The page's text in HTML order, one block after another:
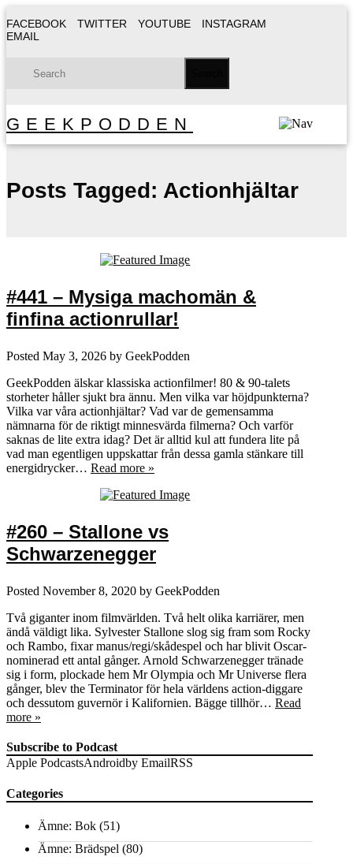
FACEBOOK TWITTER YOUTUBE
INSTAGRAM
EMAIL
GEEKPODDEN
Posts Tagged: Actionhjältar
#441 – Mysiga machomän &
finfina actionrullar!
Posted May 3, 2026 by GeekPodden
GeekPodden älskar klassiska actionfilmer! 80 & 90-talets
storheter håller sjukt bra ännu. Men vilka var höjdpunkterna?
Vilka var våra actionhjältar? Vad var de gemensamma
nämnarna för de riktigt minnesvärda filmerna? Och varför
saknas de lite extra idag? Det är alltid kul att fundera lite på
vad man egentligen uppskattar från dessa gamla stänkare till
energidrycker… Read more »
#260 – Stallone vs
Schwarzenegger
Posted November 8, 2020 by GeekPodden
Två giganter inom filmvärlden. Två helt olika karriärer, men
ändå väldigt lika. Sylvester Stallone slog sig fram som Rocky
och Rambo, fixar manus/regi/skådespel och har blivit Oscar-
nominerad ett antal gånger. Arnold Schwarzenegger tränade
sig i form, plockade hem Mr Olympia och Mr Universe flera
gånger, blev the Terminator för hela världens action-diggare
och dessutom guvernör i Kalifornien. Bägge tillhör… Read
more »
Subscribe to Podcast
Apple PodcastsAndroidby EmailRSS
Categories
Ämne: Bok (51)
Ämne: Brädspel (80)